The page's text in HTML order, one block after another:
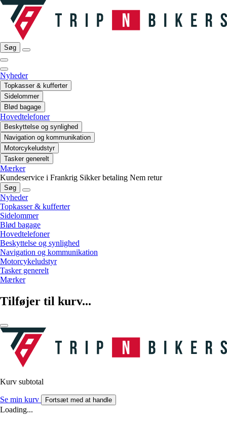
Søg
Nyheder
Topkasser & kufferter
Sidelommer
Blød bagage
Hovedtelefoner
Beskyttelse og synlighed
Navigation og kommunikation
Motorcykeludstyr
Tasker generelt
Mærker
Kundeservice i Frankrig Sikker betaling Nem retur
Søg
Nyheder
Topkasser & kufferter
Sidelommer
Blød bagage
Hovedtelefoner
Beskyttelse og synlighed
Navigation og kommunikation
Motorcykeludstyr
Tasker generelt
Mærker
Tilføjer til kurv...
Kurv subtotal
Se min kurv Fortsæt med at handle
Loading...